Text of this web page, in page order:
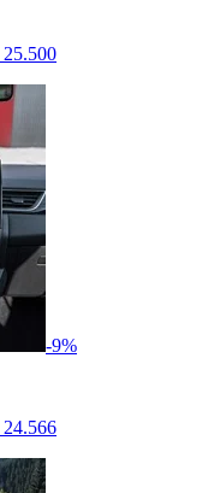
25.500
-9%
24.566